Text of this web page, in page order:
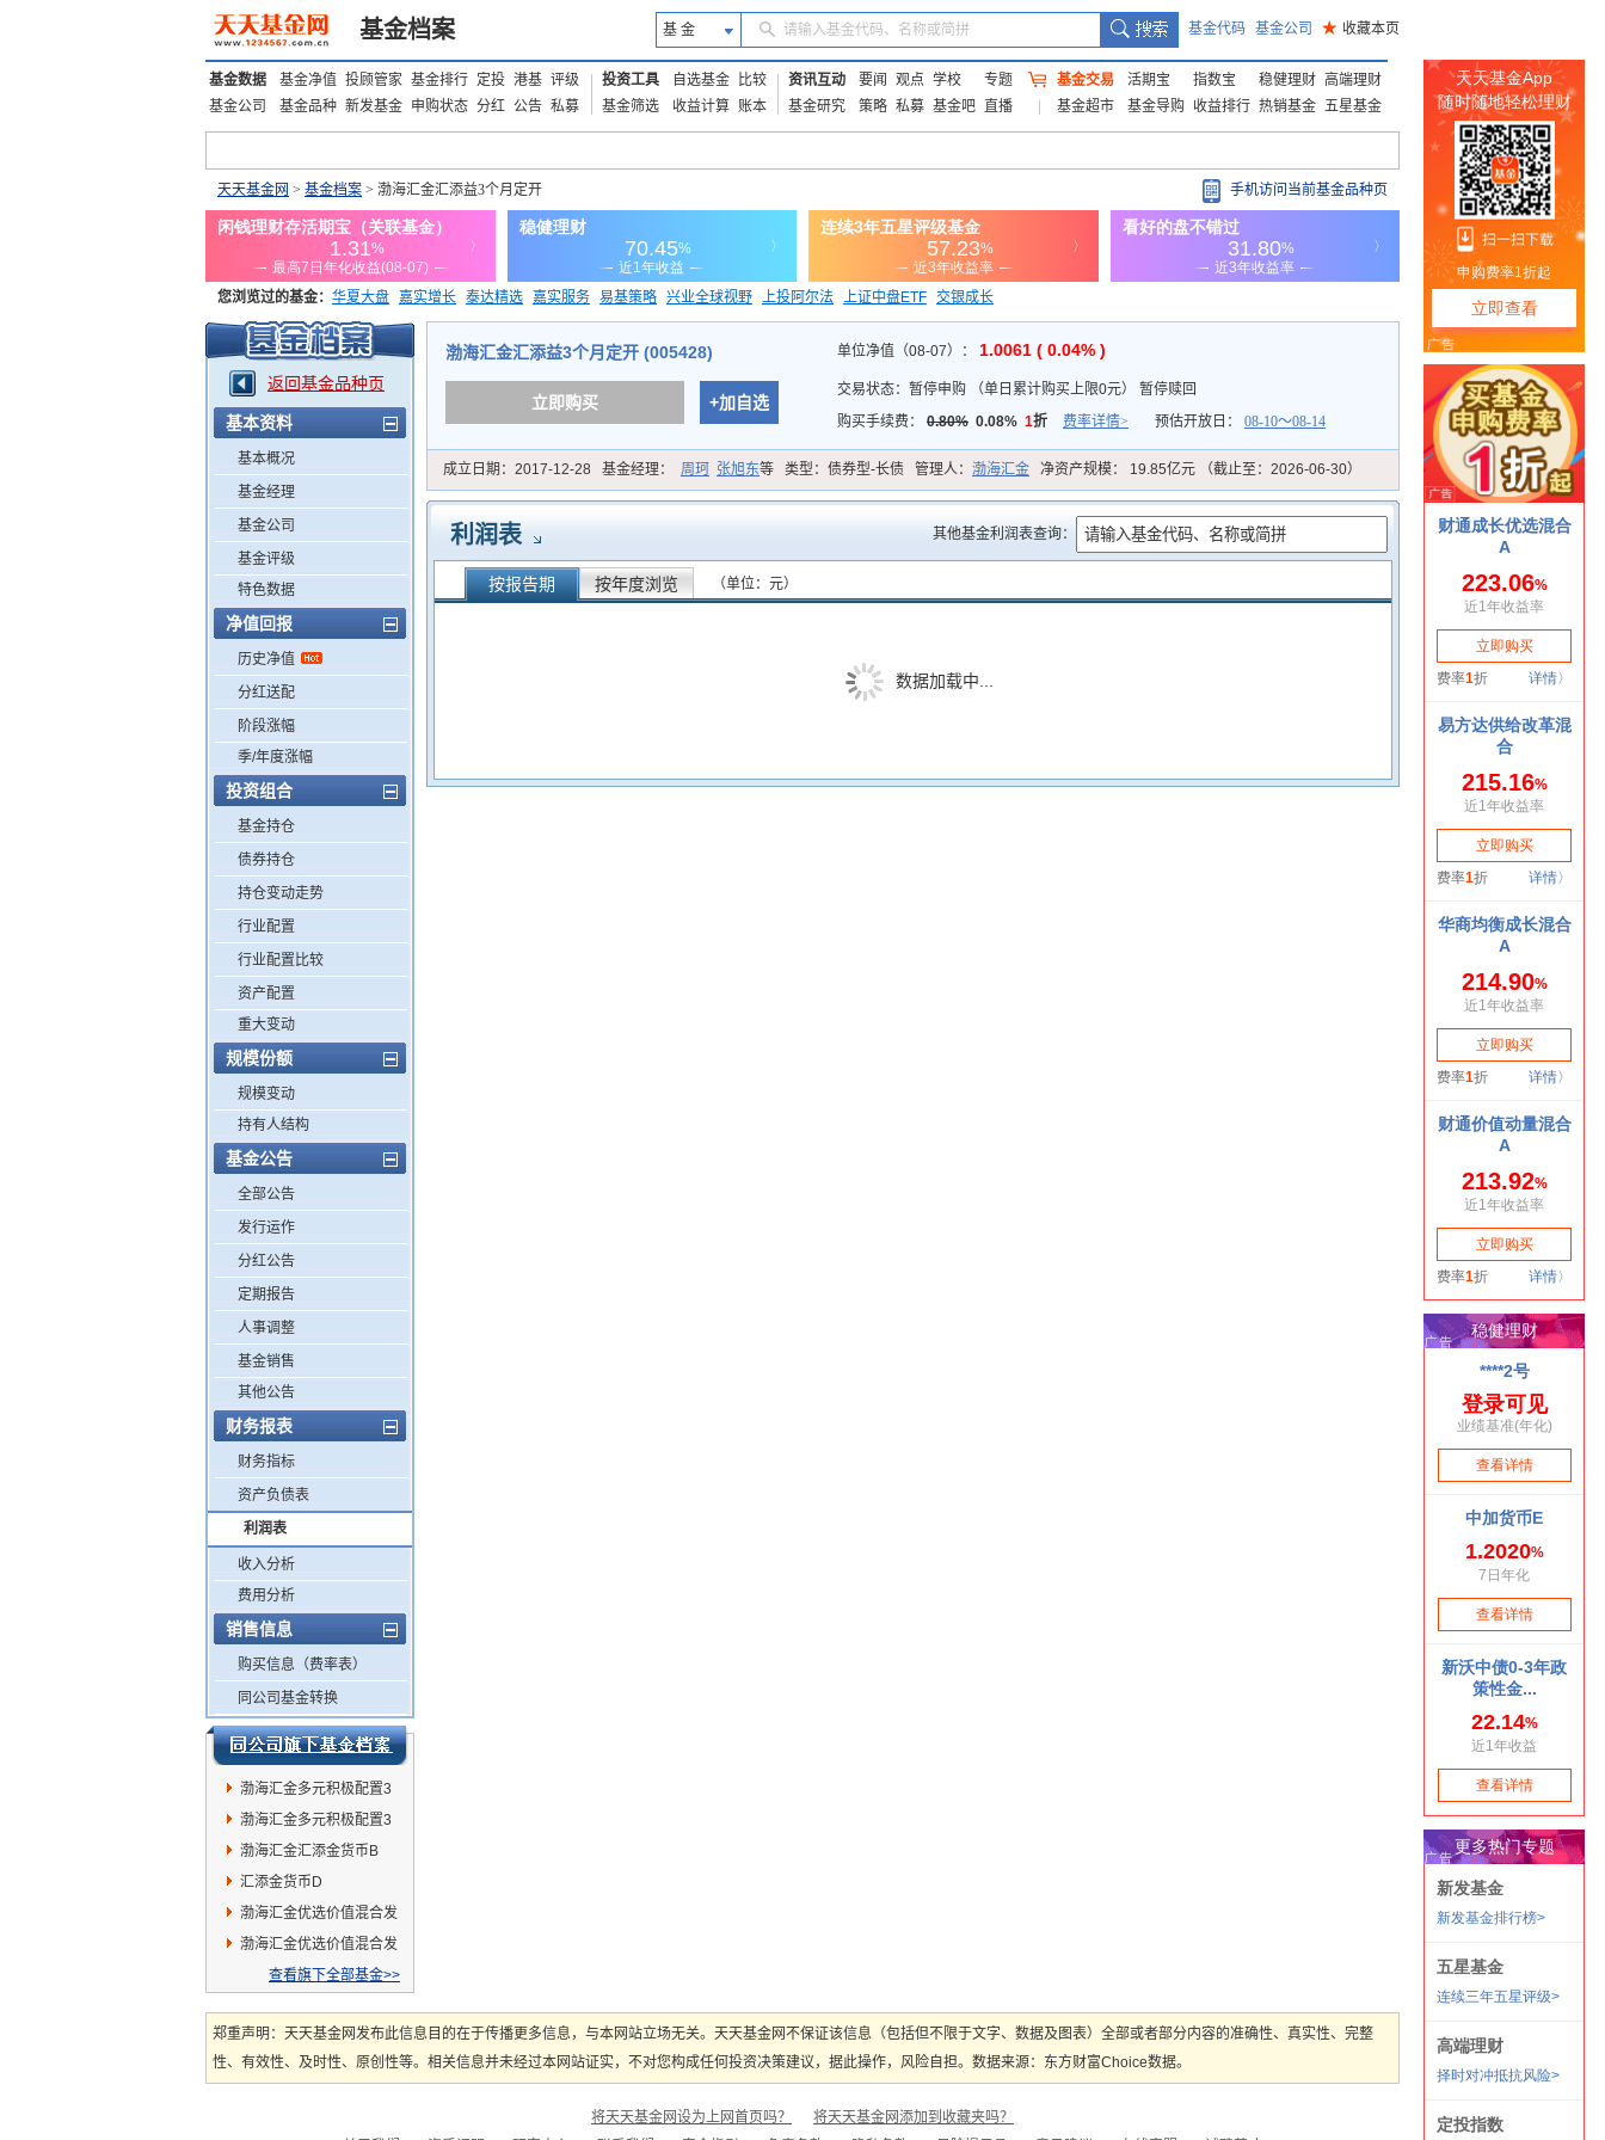
基金档案 基 金 请输入基金代码、名称或简拼 基金代码 基金公司 ★ 收藏本页
基金数据 基金净值 投顾管家 基金排行 定投 港基 评级
基金公司
基金品种 新发基金 申购状态 分红 公告 私募
投资工具 自选基金
比较
基金筛选
收益计算 账本
资讯互动 要闻 观点 学校
专题
基金研究
策略 私募 基金吧 直播
基金交易 活期宝 指数宝 稳健理财 高端理财
基金超市
基金导购 收益排行 热销基金 五星基金
天天基金网 > 基金档案 > 渤海汇金汇添益3个月定开 手机访问当前基金品种页
您浏览过的基金： 华夏大盘 嘉实增长 泰达精选 嘉实服务 易基策略 兴业全球视野 上投阿尔法 上证中盘ETF 交银成长
添富优势 华安宏利 上证180价值ETF
返回基金品种页
基本资料
基本概况
基金经理
基金公司
基金评级
特色数据
净值回报
历史净值
分红送配
阶段涨幅
季/年度涨幅
投资组合
基金持仓
债券持仓
持仓变动走势
行业配置
行业配置比较
资产配置
重大变动
规模份额
规模变动
持有人结构
基金公告
全部公告
发行运作
分红公告
定期报告
人事调整
基金销售
其他公告
财务报表
财务指标
资产负债表
利润表
收入分析
费用分析
销售信息
购买信息（费率表）
同公司基金转换
渤海汇金多元积极配置3
个月持有混合发起(ETF-
FOF)C
渤海汇金多元积极配置3
个月持有混合发起(ETF-
FOF)A
渤海汇金汇添金货币B
汇添金货币D
渤海汇金优选价值混合发
起A
渤海汇金优选价值混合发
查看旗下全部基金>>
渤海汇金汇添益3个月定开 (005428)
立即购买 +加自选
单位净值（08-07）： 1.0061 ( 0.04% )
交易状态： 暂停申购 （单日累计购买上限0元）
暂停赎回
购买手续费： 0.80% 0.08% 1折 费率详情> 预估开放日： 08-10～08-14
成立日期： 2017-12-28 基金经理： 周珂 张旭东等 类型： 债券型-长债 管理人： 渤海汇金 净资产规模： 19.85亿元 （截止至：2026-06-30）
利润表 其他基金利润表查询：
按报告期 按年度浏览 （单位：元）
数据加载中...
郑重声明：天天基金网发布此信息目的在于传播更多信息，与本网站立场无关。天天基金网不保证该信息（包括但不限于文字、数据及图表）全部或者部分内容的准确性、真实性、完整
性、有效性、及时性、原创性等。相关信息并未经过本网站证实，不对您构成任何投资决策建议，据此操作，风险自担。数据来源：东方财富Choice数据。
将天天基金网设为上网首页吗？
将天天基金网添加到收藏夹吗？